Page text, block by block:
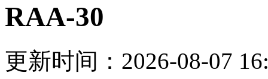
RAA-30
更新时间：2026-08-07